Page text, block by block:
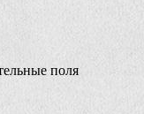
поля